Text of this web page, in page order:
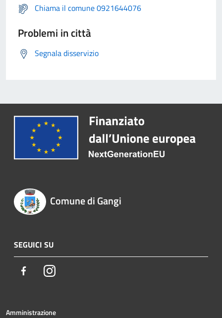
Chiama il comune 0921644076
Problemi in città
Segnala disservizio
Comune di Gangi
SEGUICI SU
FacebookInstagram
Amministrazione